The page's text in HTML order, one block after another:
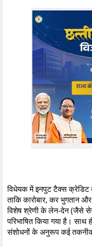
विधेयक में इनपुट टैक्स क्रेडिट
ताकि कारोबार, कर भुगतान
विशेष श्रेणी के लेन-देन (जैसे
परिभाषित किया गया है।
संशोधनों के अनुरूप कई